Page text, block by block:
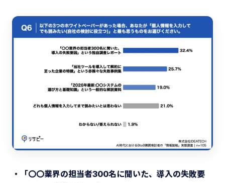
・「〇〇業界の担当者300名に聞いた、導入の失敗要